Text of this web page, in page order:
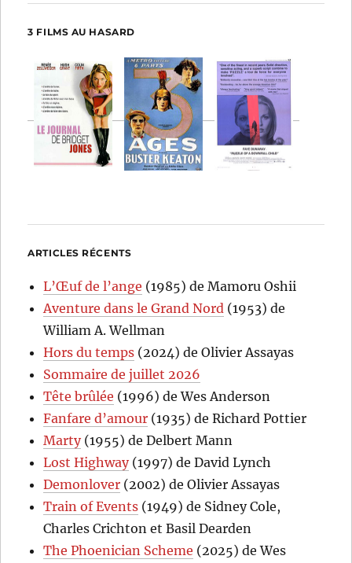
3 FILMS AU HASARD
ARTICLES RÉCENTS
L’Œuf de l’ange (1985) de Mamoru Oshii
Aventure dans le Grand Nord (1953) de
William A. Wellman
Hors du temps (2024) de Olivier Assayas
Sommaire de juillet 2026
Tête brûlée (1996) de Wes Anderson
Fanfare d’amour (1935) de Richard Pottier
Marty(1955) de Delbert Mann
Lost Highway(1997) de David Lynch
Demonlover (2002) de Olivier Assayas
Train of Events (1949) de Sidney Cole,
Charles Crichton et Basil Dearden
The Phoenician Scheme (2025) de Wes